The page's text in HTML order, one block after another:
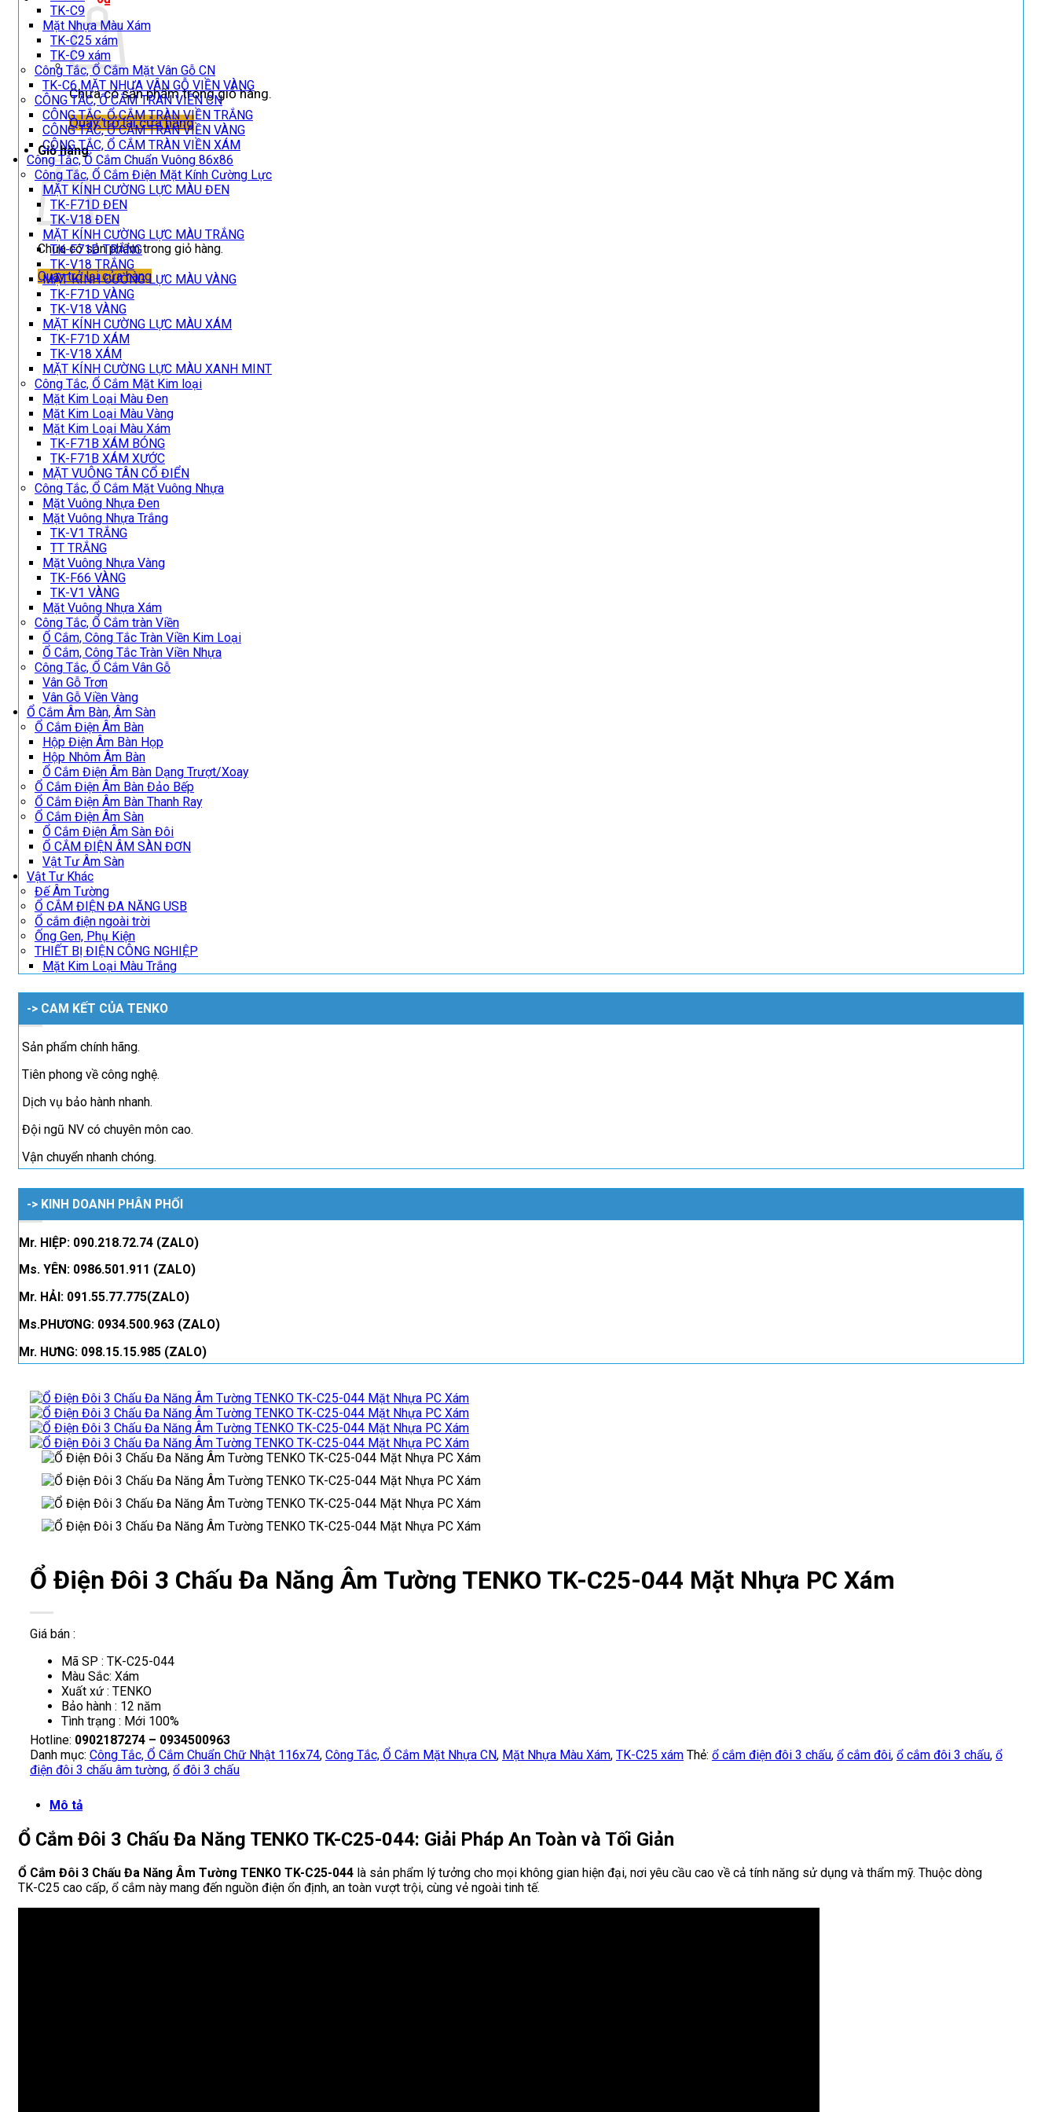
Chưa có sản phẩm trong giỏ hàng.
Quay trở lại cửa hàng
Giỏ hàng
Chưa có sản phẩm trong giỏ hàng.
Quay trở lại cửa hàng
TK-C9
Mặt Nhựa Màu Xám
TK-C25 xám
TK-C9 xám
Công Tắc, Ổ Cắm Mặt Vân Gỗ CN
TK-C6 MẶT NHỰA VÂN GỖ VIỀN VÀNG
CÔNG TẮC, Ổ CẮM TRÀN VIỀN CN
CÔNG TẮC, Ổ CẮM TRÀN VIỀN TRẮNG
CÔNG TẮC, Ổ CẮM TRÀN VIỀN VÀNG
CÔNG TẮC, Ổ CẮM TRÀN VIỀN XÁM
Công Tắc, Ổ Cắm Chuẩn Vuông 86x86
Công Tắc, Ổ Cắm Điện Mặt Kính Cường Lực
MẶT KÍNH CƯỜNG LỰC MÀU ĐEN
TK-F71D ĐEN
TK-V18 ĐEN
MẶT KÍNH CƯỜNG LỰC MÀU TRẮNG
TK-F71D TRẮNG
TK-V18 TRẮNG
MẶT KÍNH CƯỜNG LỰC MÀU VÀNG
TK-F71D VÀNG
TK-V18 VÀNG
MẶT KÍNH CƯỜNG LỰC MÀU XÁM
TK-F71D XÁM
TK-V18 XÁM
MẶT KÍNH CƯỜNG LỰC MÀU XANH MINT
Công Tắc, Ổ Cắm Mặt Kim loại
Mặt Kim Loại Màu Đen
Mặt Kim Loại Màu Vàng
Mặt Kim Loại Màu Xám
TK-F71B XÁM BÓNG
TK-F71B XÁM XƯỚC
MẶT VUÔNG TÂN CỔ ĐIỂN
Công Tắc, Ổ Cắm Mặt Vuông Nhựa
Mặt Vuông Nhựa Đen
Mặt Vuông Nhựa Trắng
TK-V1 TRẮNG
TT TRẮNG
Mặt Vuông Nhựa Vàng
TK-F66 VÀNG
TK-V1 VÀNG
Mặt Vuông Nhựa Xám
Công Tắc, Ổ Cắm tràn Viền
Ổ Cắm, Công Tắc Tràn Viền Kim Loại
Ổ Cắm, Công Tắc Tràn Viền Nhựa
Công Tắc, Ổ Cắm Vân Gỗ
Vân Gỗ Trơn
Vân Gỗ Viền Vàng
Ổ Cắm Âm Bàn, Âm Sàn
Ổ Cắm Điện Âm Bàn
Hộp Điện Âm Bàn Họp
Hộp Nhôm Âm Bàn
Ổ Cắm Điện Âm Bàn Dạng Trượt/Xoay
Ổ Cắm Điện Âm Bàn Đảo Bếp
Ổ Cắm Điện Âm Bàn Thanh Ray
Ổ Cắm Điện Âm Sàn
Ổ Cắm Điện Âm Sàn Đôi
Ổ CẮM ĐIỆN ÂM SÀN ĐƠN
Vật Tư Âm Sàn
Vật Tư Khác
Đế Âm Tường
Ổ CẮM ĐIỆN ĐA NĂNG USB
Ổ cắm điện ngoài trời
Ống Gen, Phụ Kiện
THIẾT BỊ ĐIỆN CÔNG NGHIỆP
Mặt Kim Loại Màu Trắng
-> CAM KẾT CỦA TENKO
Sản phẩm chính hãng.
Tiên phong về công nghệ.
Dịch vụ bảo hành nhanh.
Đội ngũ NV có chuyên môn cao.
Vận chuyển nhanh chóng.
-> KINH DOANH PHÂN PHỐI
Mr. HIỆP: 090.218.72.74 (ZALO)
Ms. YÊN: 0986.501.911 (ZALO)
Mr. HẢI: 091.55.77.775(ZALO)
Ms.PHƯƠNG: 0934.500.963 (ZALO)
Mr. HƯNG: 098.15.15.985 (ZALO)
Ổ Điện Đôi 3 Chấu Đa Năng Âm Tường TENKO TK-C25-044 Mặt Nhựa PC Xám
Giá bán :
Mã SP : TK-C25-044
Màu Sắc: Xám
Xuất xứ : TENKO
Bảo hành : 12 năm
Tình trạng : Mới 100%
Hotline: 0902187274 – 0934500963
Danh mục: Công Tắc, Ổ Cắm Chuẩn Chữ Nhật 116x74, Công Tắc, Ổ Cắm Mặt Nhựa CN, Mặt Nhựa Màu Xám, TK-C25 xám Thẻ: ổ cắm điện đôi 3 chấu, ổ cắm đôi, ổ cắm đôi 3 chấu, ổ
điện đôi 3 chấu âm tường, ổ đôi 3 chấu
Mô tả
Ổ Cắm Đôi 3 Chấu Đa Năng TENKO TK-C25-044: Giải Pháp An Toàn và Tối Giản
Ổ Cắm Đôi 3 Chấu Đa Năng Âm Tường TENKO TK-C25-044 là sản phẩm lý tưởng cho mọi không gian hiện đại, nơi yêu cầu cao về cả tính năng sử dụng và thẩm mỹ. Thuộc dòng
TK-C25 cao cấp, ổ cắm này mang đến nguồn điện ổn định, an toàn vượt trội, cùng vẻ ngoài tinh tế.